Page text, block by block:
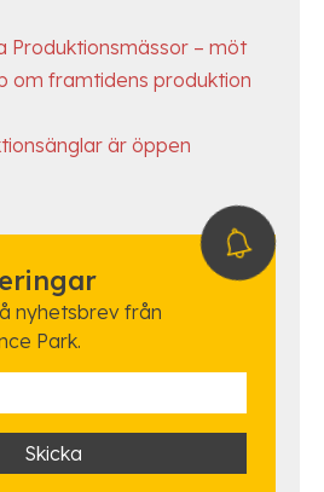
Produktionsmässor – möt
om framtidens produktion
är öppen
nyhetsbrev från
Park.